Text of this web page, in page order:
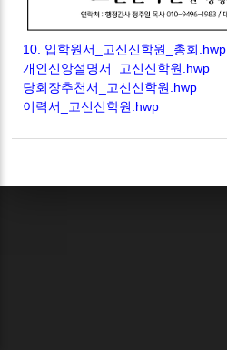
10. 입학원서_고신신학원_총회.hwp
개인신앙설명서_고신신학원.hwp
당회장추천서_고신신학원.hwp
이력서_고신신학원.hwp